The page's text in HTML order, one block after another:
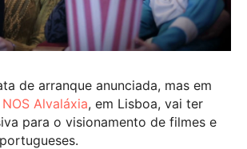
de arranque anunciada, mas em
NOS Alvaláxia, em Lisboa, vai ter
para o visionamento de filmes e